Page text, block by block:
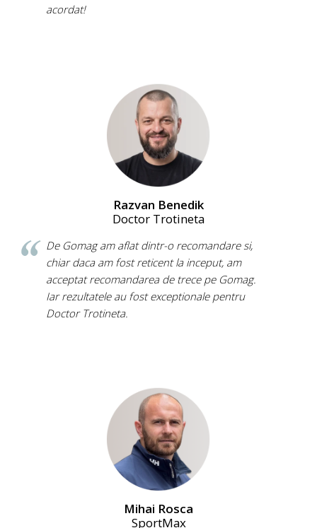
acordat!
Razvan Benedik
Doctor Trotineta
De Gomag am aflat dintr-o recomandare si,
chiar daca am fost reticent la inceput, am
acceptat recomandarea de trece pe Gomag.
Iar rezultatele au fost exceptionale pentru
Doctor Trotineta.
Mihai Rosca
SportMax